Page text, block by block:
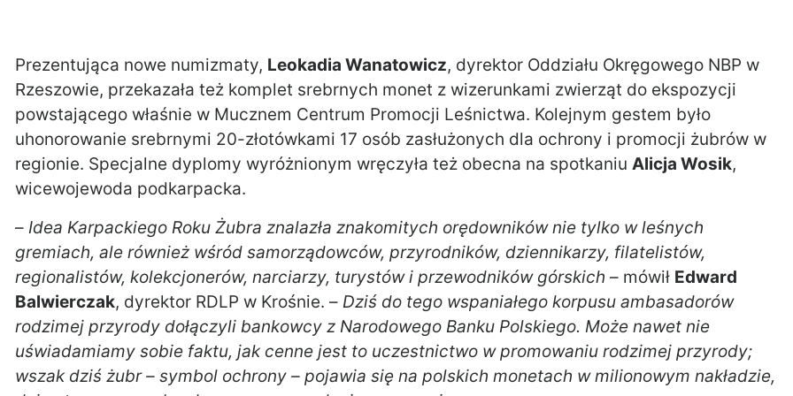
Prezentująca nowe numizmaty, Leokadia Wanatowicz, dyrektor Oddziału Okręgowego NBP w
Rzeszowie, przekazała też komplet srebrnych monet z wizerunkami zwierząt do ekspozycji
powstającego właśnie w Mucznem Centrum Promocji Leśnictwa. Kolejnym gestem było
uhonorowanie srebrnymi 20-złotówkami 17 osób zasłużonych dla ochrony i promocji żubrów w
regionie. Specjalne dyplomy wyróżnionym wręczyła też obecna na spotkaniu Alicja Wosik,
wicewojewoda podkarpacka.
– Idea Karpackiego Roku Żubra znalazła znakomitych orędowników nie tylko w leśnych
gremiach, ale również wśród samorządowców, przyrodników, dziennikarzy, filatelistów,
regionalistów, kolekcjonerów, narciarzy, turystów i przewodników górskich – mówił Edward
Balwierczak, dyrektor RDLP w Krośnie. – Dziś do tego wspaniałego korpusu ambasadorów
rodzimej przyrody dołączyli bankowcy z Narodowego Banku Polskiego. Może nawet nie
uświadamiamy sobie faktu, jak cenne jest to uczestnictwo w promowaniu rodzimej przyrody;
wszak dziś żubr – symbol ochrony – pojawia się na polskich monetach w milionowym nakładzie,